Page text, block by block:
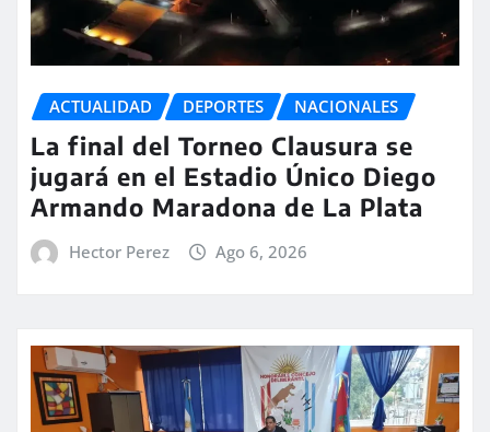
ACTUALIDAD DEPORTES NACIONALES
La final del Torneo Clausura se
jugará en el Estadio Único Diego
Armando Maradona de La Plata
Hector Perez Ago 6, 2026